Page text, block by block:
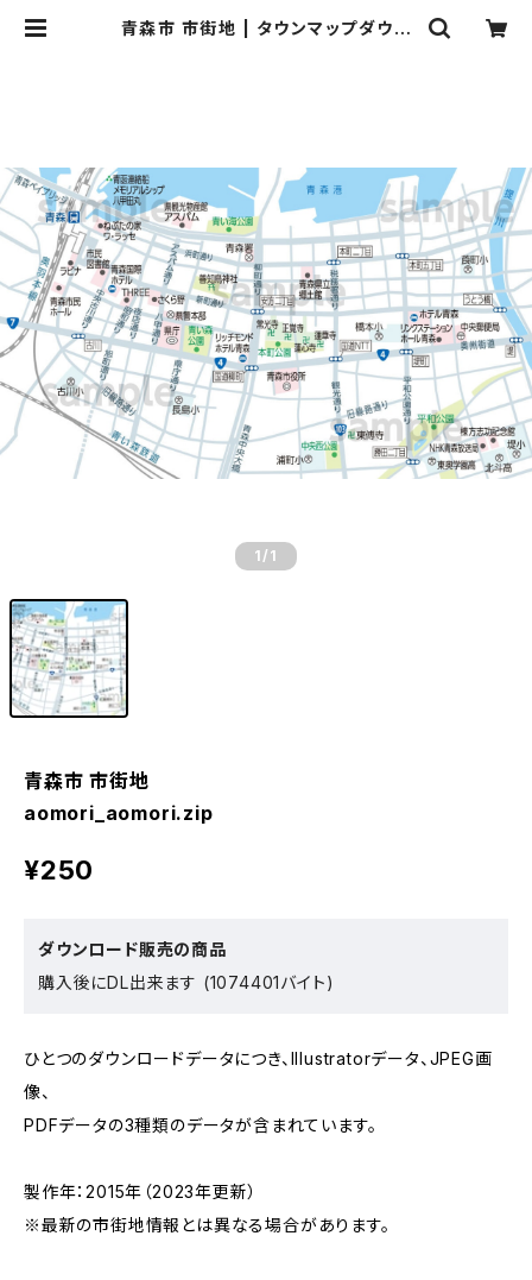
青森市 市街地 | タウンマップダウン
1 /1
青森市 市街地
aomori_aomori.zip
¥250
ダウンロード販売の商品
購入後にDL出来ます (1074401バイト)
ひとつのダウンロードデータにつき、Illustratorデータ、JPEG画
像、
PDFデータの3種類のデータが含まれています。
製作年：2015年（2023年更新）
※最新の市街地情報とは異なる場合があります。